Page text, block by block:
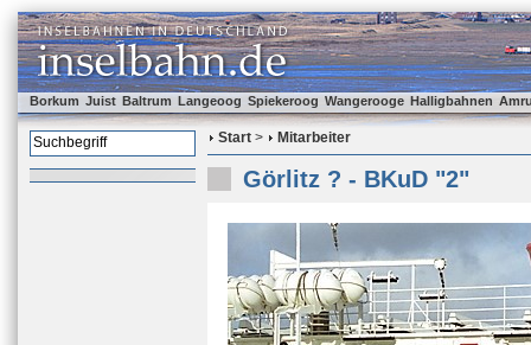
Borkum Juist Baltrum Langeoog Spiekeroog Wangerooge Halligbahnen
Start > Mitarbeiter
Görlitz ? - BKuD "2"